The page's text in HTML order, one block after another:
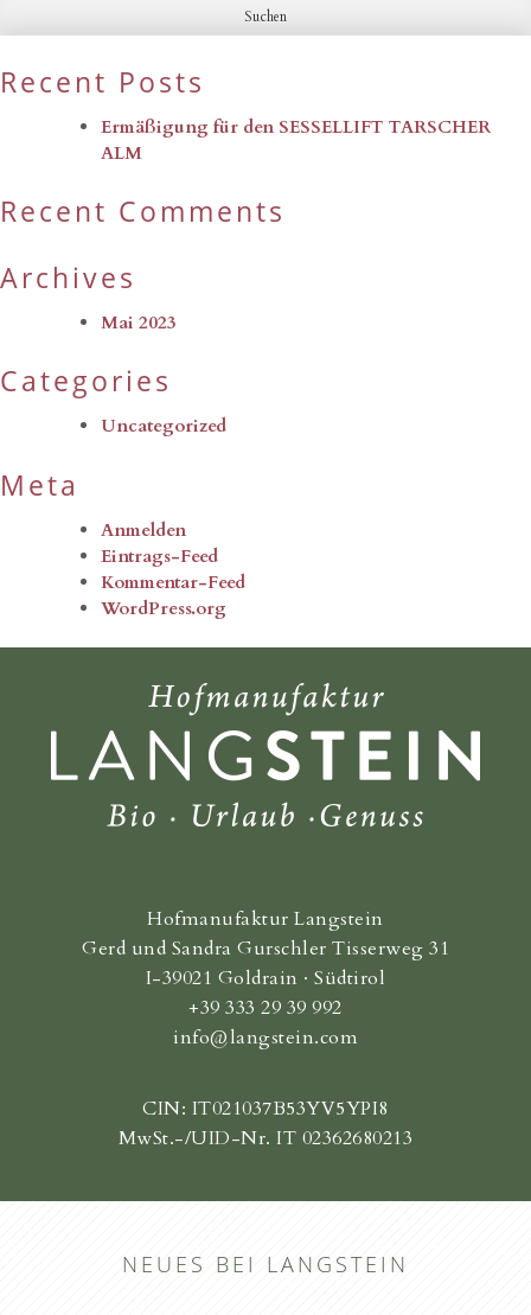
Recent Posts
Ermäßigung für den SESSELLIFT TARSCHER
ALM
Recent Comments
Archives
Mai 2023
Categories
Uncategorized
Meta
Anmelden
Eintrags-Feed
Kommentar-Feed
WordPress.org
Hofmanufaktur Langstein
Gerd und Sandra Gurschler Tisserweg 31
I-39021 Goldrain · Südtirol
+39 333 29 39 992
info@langstein.com
CIN: IT021037B53YV5YPI8
MwSt.-/UID-Nr. IT 02362680213
NEUES BEI LANGSTEIN